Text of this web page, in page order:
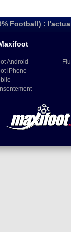
Football) :
Android
iPhone